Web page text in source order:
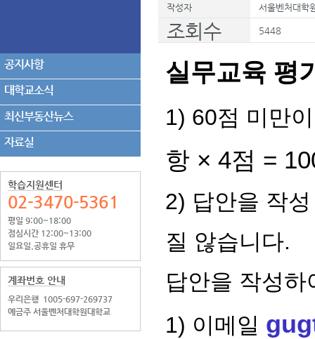
공지사항
대학교소식
최신부동산뉴스
자료실
학습지원센터
02-3470-5361
평일 9:00~18:00
점심시간 12:00~13:00
일요일.공휴일 휴무
계좌번호 안내
우리은행 1005-697-269737
예금주 서울벤처대학원대학교
작성자 서울벤처대학
조회수 5448
실무교육 평
1) 60점 미만
항 × 4점 =
2) 답안을 작
질 않습니다.
답안을 작성
1) 이메일